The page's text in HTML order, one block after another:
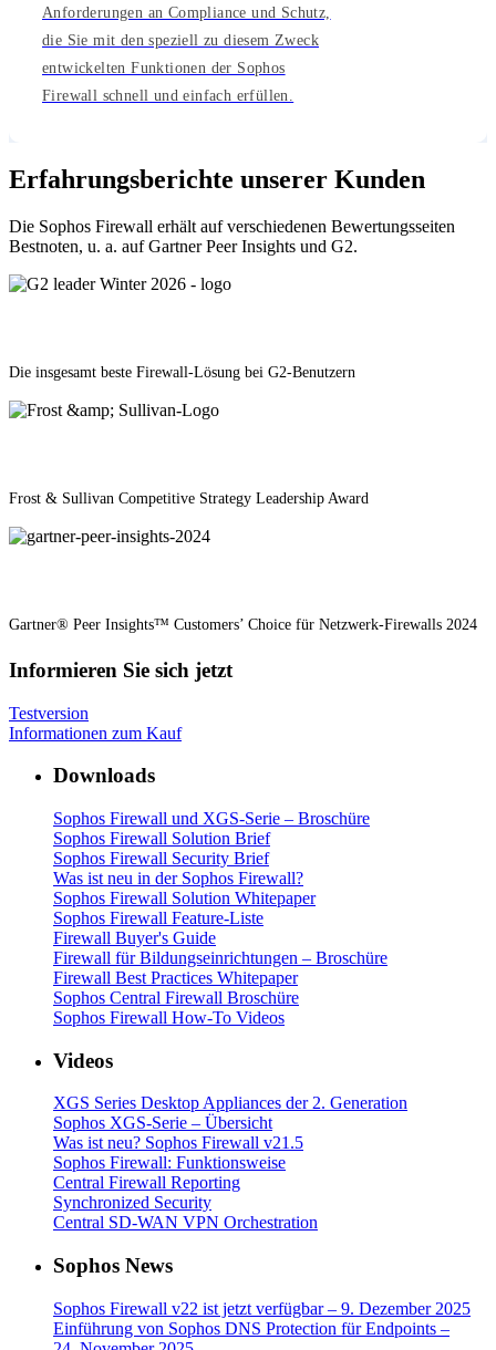
Anforderungen an Compliance und Schutz,
die Sie mit den speziell zu diesem Zweck
entwickelten Funktionen der Sophos
Firewall schnell und einfach erfüllen.
Erfahrungsberichte unserer Kunden
Die Sophos Firewall erhält auf verschiedenen Bewertungsseiten
Bestnoten, u. a. auf Gartner Peer Insights und G2.
Die insgesamt beste Firewall-Lösung bei G2-Benutzern
Frost & Sullivan Competitive Strategy Leadership Award
Gartner® Peer Insights™ Customers’ Choice für Netzwerk-Firewalls 2024
Informieren Sie sich jetzt
Testversion
Informationen zum Kauf
Downloads
Sophos Firewall und XGS-Serie – Broschüre
Sophos Firewall Solution Brief
Sophos Firewall Security Brief
Was ist neu in der Sophos Firewall?
Sophos Firewall Solution Whitepaper
Sophos Firewall Feature-Liste
Firewall Buyer's Guide
Firewall für Bildungseinrichtungen – Broschüre
Firewall Best Practices Whitepaper
Sophos Central Firewall Broschüre
Sophos Firewall How-To Videos
Videos
XGS Series Desktop Appliances der 2. Generation
Sophos XGS-Serie – Übersicht
Was ist neu? Sophos Firewall v21.5
Sophos Firewall: Funktionsweise
Central Firewall Reporting
Synchronized Security
Central SD-WAN VPN Orchestration
Sophos News
Sophos Firewall v22 ist jetzt verfügbar – 9. Dezember 2025
Einführung von Sophos DNS Protection für Endpoints –